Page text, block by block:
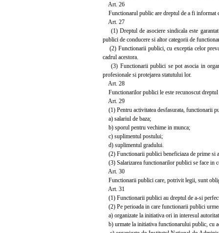
Art. 26
Functionarul public are dreptul de a fi informat
Art. 27
(1) Dreptul de asociere sindicala este
publici de conducere si altor categorii de
(2) Functionarii publici, cu exceptia celor
cadrul acestora.
(3) Functionarii publici se pot asocia in
profesionale si protejarea statutului lor.
Art. 28
Functionarilor publici le este recunoscut
Art. 29
(1) Pentru activitatea desfasurata, functionarii
a) salariul de baza;
b) sporul pentru vechime in munca;
c) suplimentul postului;
d) suplimentul gradului.
(2) Functionarii publici beneficiaza de prime si
(3) Salarizarea functionarilor publici se face in
Art. 30
Functionarii publici care, potrivit legii, sunt
Art. 31
(1) Functionarii publici au dreptul de a-si
(2) Pe perioada in care functionarii publici
a) organizate la initiativa ori in interesul
b) urmate la initiativa functionarului public, cu